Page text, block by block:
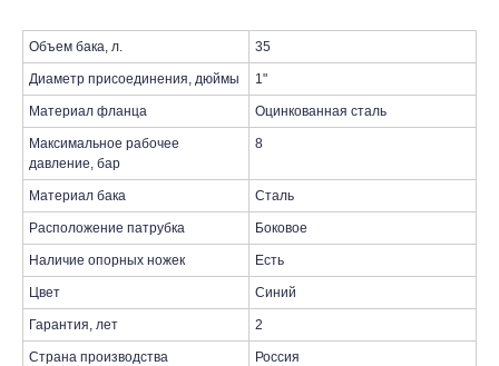
Объем бака, л. 35
Диаметр присоединения, дюймы 1"
Материал фланца Оцинкованная сталь
Максимальное рабочее
давление, бар
8
Материал бака Сталь
Расположение патрубка Боковое
Наличие опорных ножек Есть
Цвет Синий
Гарантия, лет 2
Страна производства Россия